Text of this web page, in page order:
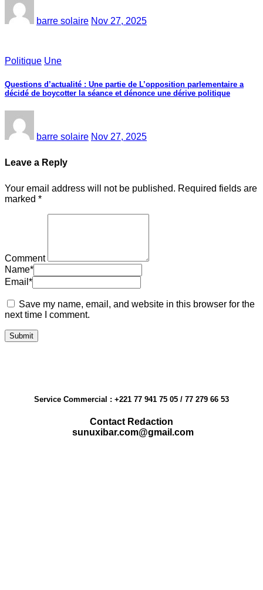
barre solaire Nov 27, 2025
Politique Une
Questions d’actualité : Une partie de L’opposition parlementaire a
décidé de boycotter la séance et dénonce une dérive politique
barre solaire Nov 27, 2025
Leave a Reply
Your email address will not be published. Required fields are
marked *
Comment
Name*
Email *
Save my name, email, and website in this browser for the
next time I comment.
Service Commercial : +221 77 941 75 05 / 77 279 66 53
Contact Redaction
sunuxibar.com@gmail.com